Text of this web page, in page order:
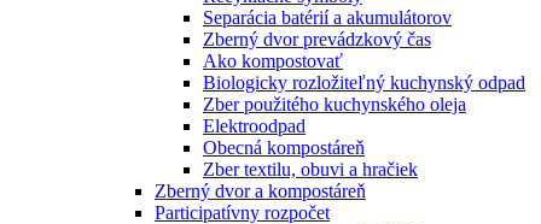
Separácia batérií a akumulátorov
Zberný dvor prevádzkový čas
Ako kompostovať
Biologicky rozložiteľný kuchynský odpad
Zber použitého kuchynského oleja
Elektroodpad
Obecná kompostáreň
Zber textilu, obuvi a hračiek
Zberný dvor a kompostáreň
Participatívny rozpočet